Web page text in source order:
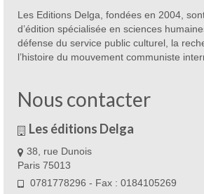
Les Editions Delga, fondées en 2004,
d’édition spécialisée en sciences
défense du service public culturel, la
l’histoire du mouvement communiste
Nous contacter
Les éditions Delga
38, rue Dunois
Paris 75013
0781778296 - Fax : 0184105269